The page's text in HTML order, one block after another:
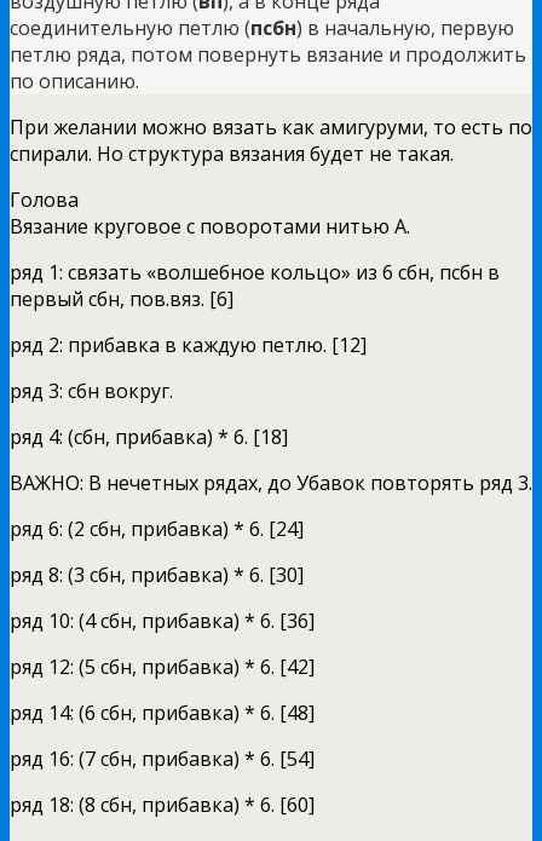
соединительную петлю (псбн) в начальную, первую
петлю ряда, потом повернуть вязание и продолжить
по описанию.
При желании можно вязать как амигуруми, то есть по
спирали. Но структура вязания будет не такая.
Голова
Вязание круговое с поворотами нитью А.
ряд 1: связать «волшебное кольцо» из 6 сбн, псбн в
первый сбн, пов.вяз. [6]
ряд 2: прибавка в каждую петлю. [12]
ряд 3: сбн вокруг.
ряд 4: (сбн, прибавка) * 6. [18]
ВАЖНО: В нечетных рядах, до Убавок повторять ряд 3.
ряд 6: (2 сбн, прибавка) * 6. [24]
ряд 8: (3 сбн, прибавка) * 6. [30]
ряд 10: (4 сбн, прибавка) * 6. [36]
ряд 12: (5 сбн, прибавка) * 6. [42]
ряд 14: (6 сбн, прибавка) * 6. [48]
ряд 16: (7 сбн, прибавка) * 6. [54]
ряд 18: (8 сбн, прибавка) * 6. [60]